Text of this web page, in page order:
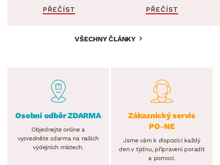
PŘEČÍST PŘEČÍST
VŠECHNY ČLÁNKY
Osobní odběr ZDARMA
Objednejte online a
vyzvedněte zdarma na našich
výdejních místech.
Zákaznický servis
PO–NE
Jsme vám k dispozici každý
den v týdnu, připraveni poradit
a pomoci.